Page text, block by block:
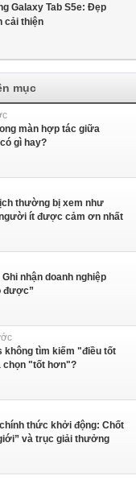
Galaxy Tab S5e: Đẹp
cải thiện
mục
màn hợp tác giữa
gì hay?
thường bị xem như
ít được cảm ơn nhất
nhận doanh nghiệp
được”
không tìm kiếm "điều tốt
chọn "tốt hơn"?
thức khởi động: Chốt
và trục giải thưởng